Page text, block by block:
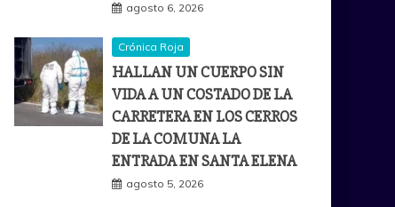
agosto 6, 2026
Crónica Roja
HALLAN UN CUERPO SIN
VIDA A UN COSTADO DE LA
CARRETERA EN LOS CERROS
DE LA COMUNA LA
ENTRADA EN SANTA ELENA
agosto 5, 2026